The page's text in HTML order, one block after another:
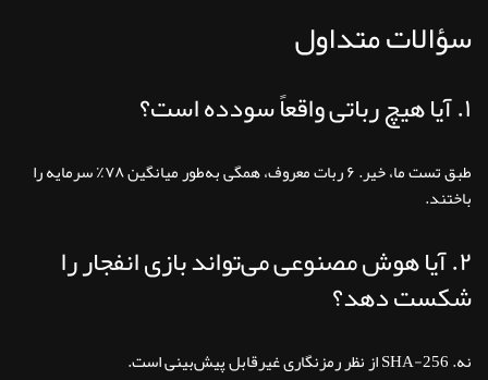
سؤالات متداول
۱. آیا هیچ رباتی واقعاً سودده است؟
طبق تست ما، خیر. ۶ ربات معروف، همگی به‌طور میانگین ۷۸٪ سرمایه را
باختند.
۲. آیا هوش مصنوعی می‌تواند بازی انفجار را
شکست دهد؟
نه. SHA-256 از نظر رمزنگاری غیرقابل پیش‌بینی است.